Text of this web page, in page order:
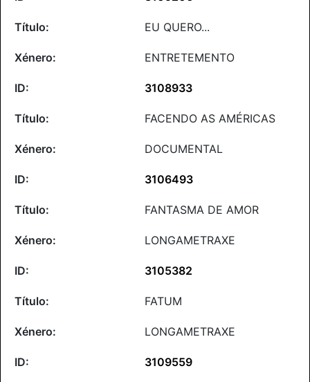
EU QUERO...
ENTRETEMENTO
3108933
FACENDO AS AMÉRICAS
DOCUMENTAL
3106493
FANTASMA DE AMOR
LONGAMETRAXE
3105382
FATUM
LONGAMETRAXE
3109559